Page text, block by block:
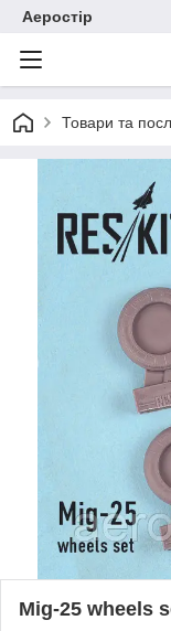
Аеростір
Товари та
Mig-25 wheels